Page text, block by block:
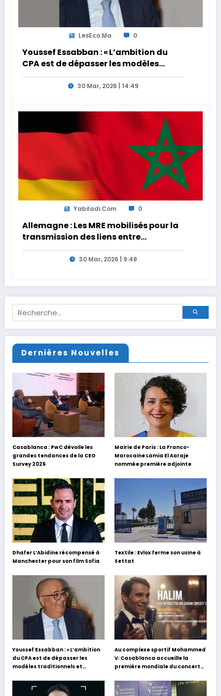
LesEco.ma 0
Youssef Essabban : « L’ambition du
CPA est de dépasser les modèles
traditionnels et académiques de
formation en s’appuyant sur le
30 Mar, 2026 | 14:49
Yabiladi.com 0
Allemagne : Les MRE mobilisés pour la
transmission des liens entre
générations
30 Mar, 2026 | 9:48
Dernières Nouvelles
Casablanca : PwC dévoile les
grandes tendances de la CEO
Survey 2026
Mairie de Paris : La Franco-
Marocaine Lamia El Aaraje
nommée première adjointe
Dhafer L’Abidine récompensé à
Manchester pour son film Sofia
Textile : Evlox ferme son usine à
Settat
Youssef Essabban : « L’ambition
du CPA est de dépasser les
modèles traditionnels et
s’appuyant sur le partage des
expériences »
Au complexe sportif Mohammed
V: Casablanca accueille la
première mondiale du concert